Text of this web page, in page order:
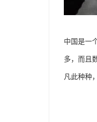
中国是一
多，而且
凡此种种